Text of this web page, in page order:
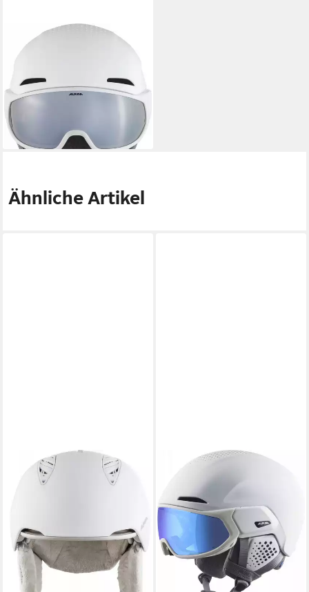
ALPINA SPORTS
Skihelm Alpina ALTO V
Visier white matt A9238
223,95 €
-20%
lieferbar - in 2-3 Werktagen bei dir
Ähnliche Artikel